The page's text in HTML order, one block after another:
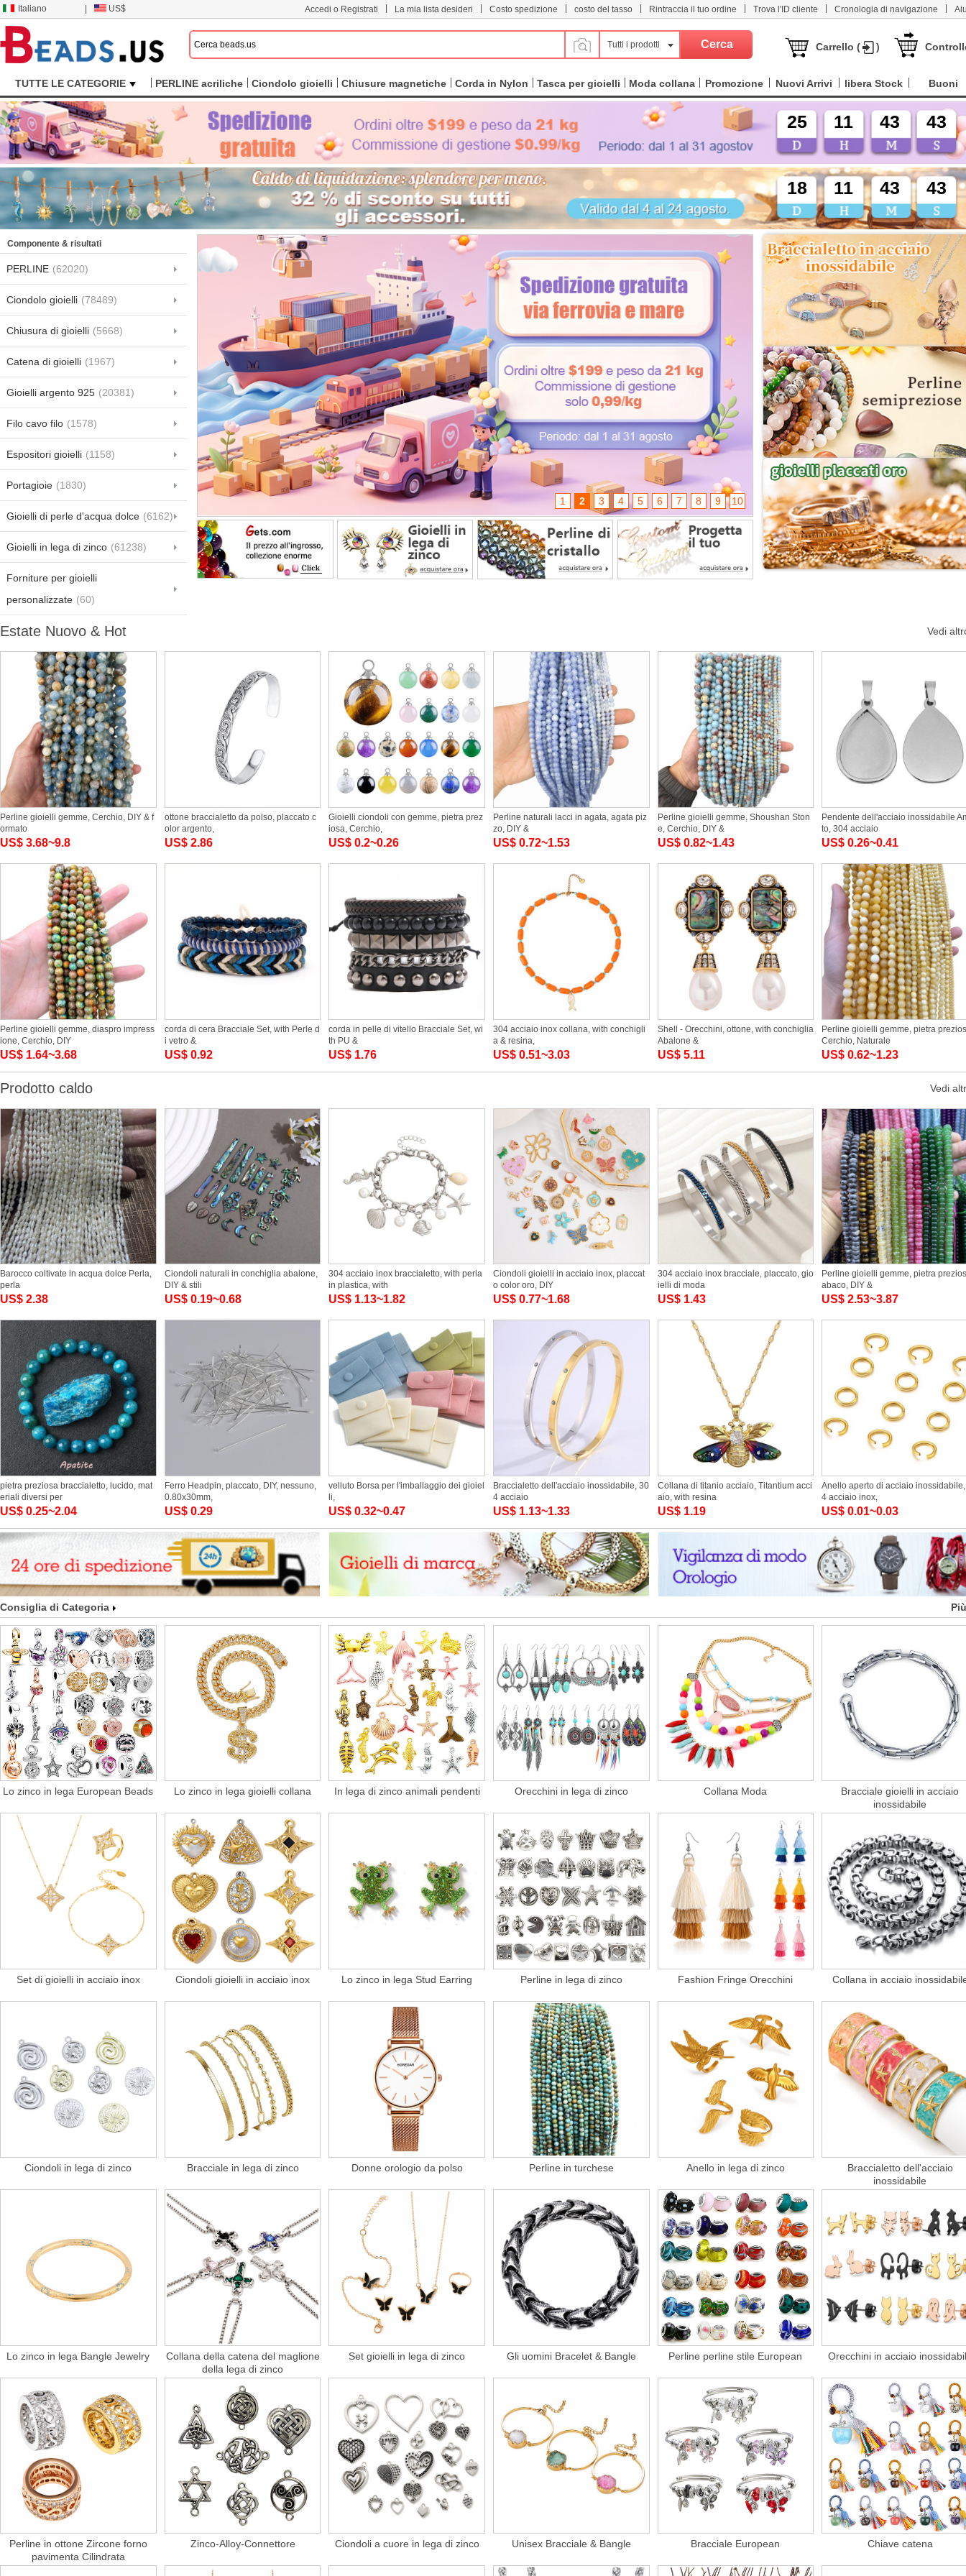
Italiano US$ Accedi o Registrati La mia lista desideri Costo spedizione costo del tasso Rintraccia il tuo ordine Trova l'ID cliente Cronologia di navigazione
Tutti i prodotti Carrello ( )
TUTTE LE CATEGORIE PERLINE acriliche Ciondolo gioielli Chiusure magnetiche Corda in Nylon Tasca per gioielli Moda collana Promozione Nuovi Arrivi libera Stock Buoni
25 11 43 42
18 11 43 42
Componente & risultati
PERLINE (62020)
Ciondolo gioielli (78489)
Chiusura di gioielli (5668)
Catena di gioielli (1967)
Gioielli argento 925 (20381)
Filo cavo filo (1578)
Espositori gioielli (1158)
Portagioie (1830)
Gioielli di perle d'acqua dolce (6162)
Gioielli in lega di zinco (61238)
Forniture per gioielli
personalizzate (60)
1 2 3 4 5 6 7 8 9 10
Estate Nuovo & Hot Vedi
Perline gioielli gemme, Cerchio, DIY & f
ormato
US$ 3.68~9.8
ottone braccialetto da polso, placcato c
olor argento,
US$ 2.86
Gioielli ciondoli con gemme, pietra prez
iosa, Cerchio,
US$ 0.2~0.26
Perline naturali lacci in agata, agata piz
zo, DIY &
US$ 0.72~1.53
Perline gioielli gemme, Shoushan Ston
e, Cerchio, DIY &
US$ 0.82~1.43
Pendente dell'acciaio inossidabile
to, 304 acciaio
US$ 0.26~0.41
Perline gioielli gemme, diaspro impress
ione, Cerchio, DIY
US$ 1.64~3.68
corda di cera Bracciale Set, with Perle d
i vetro &
US$ 0.92
corda in pelle di vitello Bracciale Set, wi
th PU &
US$ 1.76
304 acciaio inox collana, with conchigli
a & resina,
US$ 0.51~3.03
Shell - Orecchini, ottone, with conchiglia
Abalone &
US$ 5.11
Perline gioielli gemme, pietra
Cerchio, Naturale
US$ 0.62~1.23
Prodotto caldo Vedi
Barocco coltivate in acqua dolce Perla,
perla
US$ 2.38
Ciondoli naturali in conchiglia abalone,
DIY & stili
US$ 0.19~0.68
304 acciaio inox braccialetto, with perla
in plastica, with
US$ 1.13~1.82
Ciondoli gioielli in acciaio inox, placcat
o color oro, DIY
US$ 0.77~1.68
304 acciaio inox bracciale, placcato, gio
ielli di moda
US$ 1.43
Perline gioielli gemme, pietra
abaco, DIY &
US$ 2.53~3.87
pietra preziosa braccialetto, lucido, mat
eriali diversi per
US$ 0.25~2.04
Ferro Headpin, placcato, DIY, nessuno,
0.80x30mm,
US$ 0.29
velluto Borsa per l'imballaggio dei gioiel
li,
US$ 0.32~0.47
Braccialetto dell'acciaio inossidabile, 30
4 acciaio
US$ 1.13~1.33
Collana di titanio acciaio, Titantium acci
aio, with resina
US$ 1.19
Anello aperto di acciaio
4 acciaio inox,
US$ 0.01~0.03
Consiglia di Categoria
Lo zinco in lega European Beads Lo zinco in lega gioielli collana In lega di zinco animali pendenti Orecchini in lega di zinco Collana Moda
Bracciale gioielli in acciaio
inossidabile
Set di gioielli in acciaio inox Ciondoli gioielli in acciaio inox Lo zinco in lega Stud Earring Perline in lega di zinco Fashion Fringe Orecchini Collana in acciaio
Ciondoli in lega di zinco Bracciale in lega di zinco Donne orologio da polso Perline in turchese Anello in lega di zinco
Braccialetto dell'acciaio
inossidabile
Lo zinco in lega Bangle Jewelry
Collana della catena del maglione
della lega di zinco
Set gioielli in lega di zinco Gli uomini Bracelet & Bangle Perline perline stile European Orecchini in acciaio
Perline in ottone Zircone forno
pavimenta Cilindrata
Zinco-Alloy-Connettore Ciondoli a cuore in lega di zinco Unisex Bracciale & Bangle Bracciale European Chiave catena